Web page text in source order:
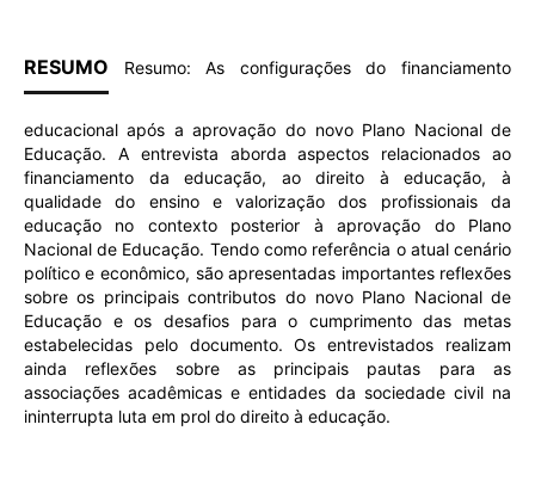
RESUMO Resumo: As configurações do financiamento
educacional após a aprovação do novo Plano Nacional de
Educação. A entrevista aborda aspectos relacionados ao
financiamento da educação, ao direito à educação, à
qualidade do ensino e valorização dos profissionais da
educação no contexto posterior à aprovação do Plano
Nacional de Educação. Tendo como referência o atual cenário
político e econômico, são apresentadas importantes reflexões
sobre os principais contributos do novo Plano Nacional de
Educação e os desafios para o cumprimento das metas
estabelecidas pelo documento. Os entrevistados realizam
ainda reflexões sobre as principais pautas para as
associações acadêmicas e entidades da sociedade civil na
ininterrupta luta em prol do direito à educação.